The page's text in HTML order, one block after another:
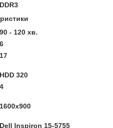
DDR3
90 - 120 хв.
6
17
HDD 320
4
1600x900
Dell Inspiron 15-5755